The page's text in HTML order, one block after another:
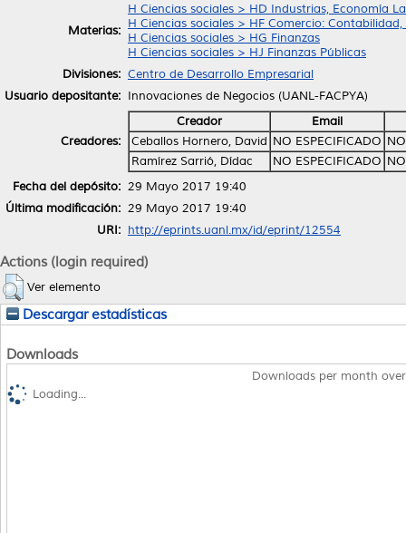
Materias:
H Ciencias sociales > HD Industrias, Economía
H Ciencias sociales > HF Comercio:
H Ciencias sociales > HG Finanzas
H Ciencias sociales > HJ Finanzas Públicas
Divisiones: Centro de Desarrollo Empresarial
Usuario depositante: Innovaciones de Negocios (UANL-FACPYA)
Creadores:
Creador
Email
Ceballos Hornero, David NO ESPECIFICADO
Ramírez Sarrió, Dídac
NO ESPECIFICADO
Fecha del depósito: 29 Mayo 2017 19:40
Última modificación: 29 Mayo 2017 19:40
URI: http://eprints.uanl.mx/id/eprint/12554
Actions (login required)
Ver elemento
Descargar estadísticas
Downloads
Downloads per month
Loading...